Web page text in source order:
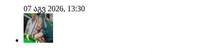
07 აგვ 2026, 13:30